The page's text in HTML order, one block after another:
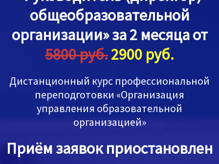
общеобразовательной
организации» за 2 месяца от
5800 руб.2900 руб.
Дистанционный курс профессиональной
переподготовки «Организация
управления образовательной
организацией»
Приём заявок приостановлен